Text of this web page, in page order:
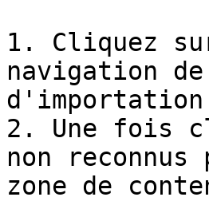
1. Cliquez
navigation
d'importation
2. Une fois
non
zone de